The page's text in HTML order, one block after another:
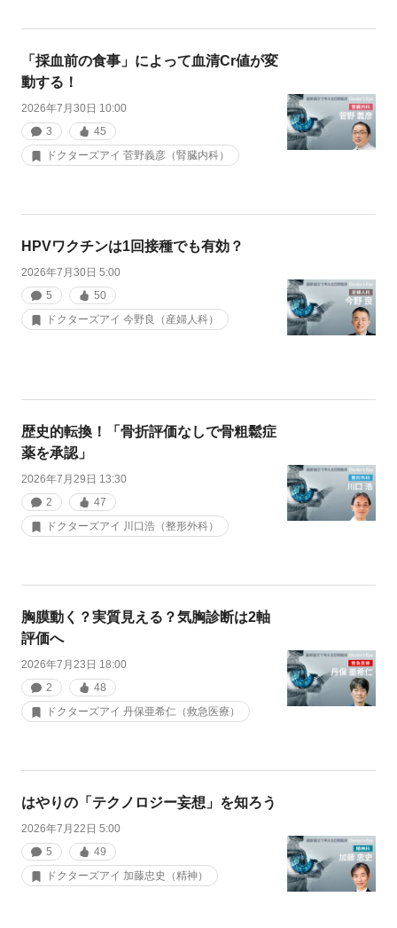
「採血前の食事」によって血清Cr値が変
動する！
2026年7月30日 10:00
3
45
ドクターズアイ 菅野義彦（腎臓内科）
HPVワクチンは1回接種でも有効？
2026年7月30日 5:00
5
50
ドクターズアイ 今野良（産婦人科）
歴史的転換！「骨折評価なしで骨粗鬆症
薬を承認」
2026年7月29日 13:30
2
47
ドクターズアイ 川口浩（整形外科）
胸膜動く？実質見える？気胸診断は2軸
評価へ
2026年7月23日 18:00
2
48
ドクターズアイ 丹保亜希仁（救急医療）
はやりの「テクノロジー妄想」を知ろう
2026年7月22日 5:00
5
49
ドクターズアイ 加藤忠史（精神）